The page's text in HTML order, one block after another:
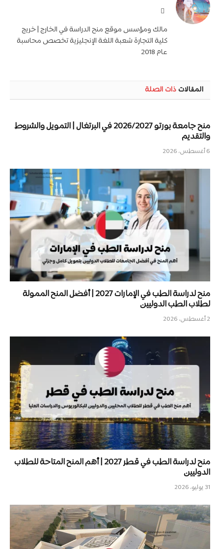
مالك ومؤسس موقع منح الدراسة في الخارج | خريج
كلية التجارة شعبة اللغة الإنجليزية تخصص محاسبة
عام 2018
المقالاتذات الصلة
منح جامعة بورتو 2026/2027 في البرتغال | التمويل والشروط
والتقديم
6 أغسطس، 2026
منح لدراسة الطب في الإمارات 2027 | أفضل المنح الممولة
لطلاب الطب الدوليين
2 أغسطس، 2026
منح لدراسة الطب في قطر 2027 | أهم المنح المتاحة للطلاب
الدوليين
31 يوليو، 2026